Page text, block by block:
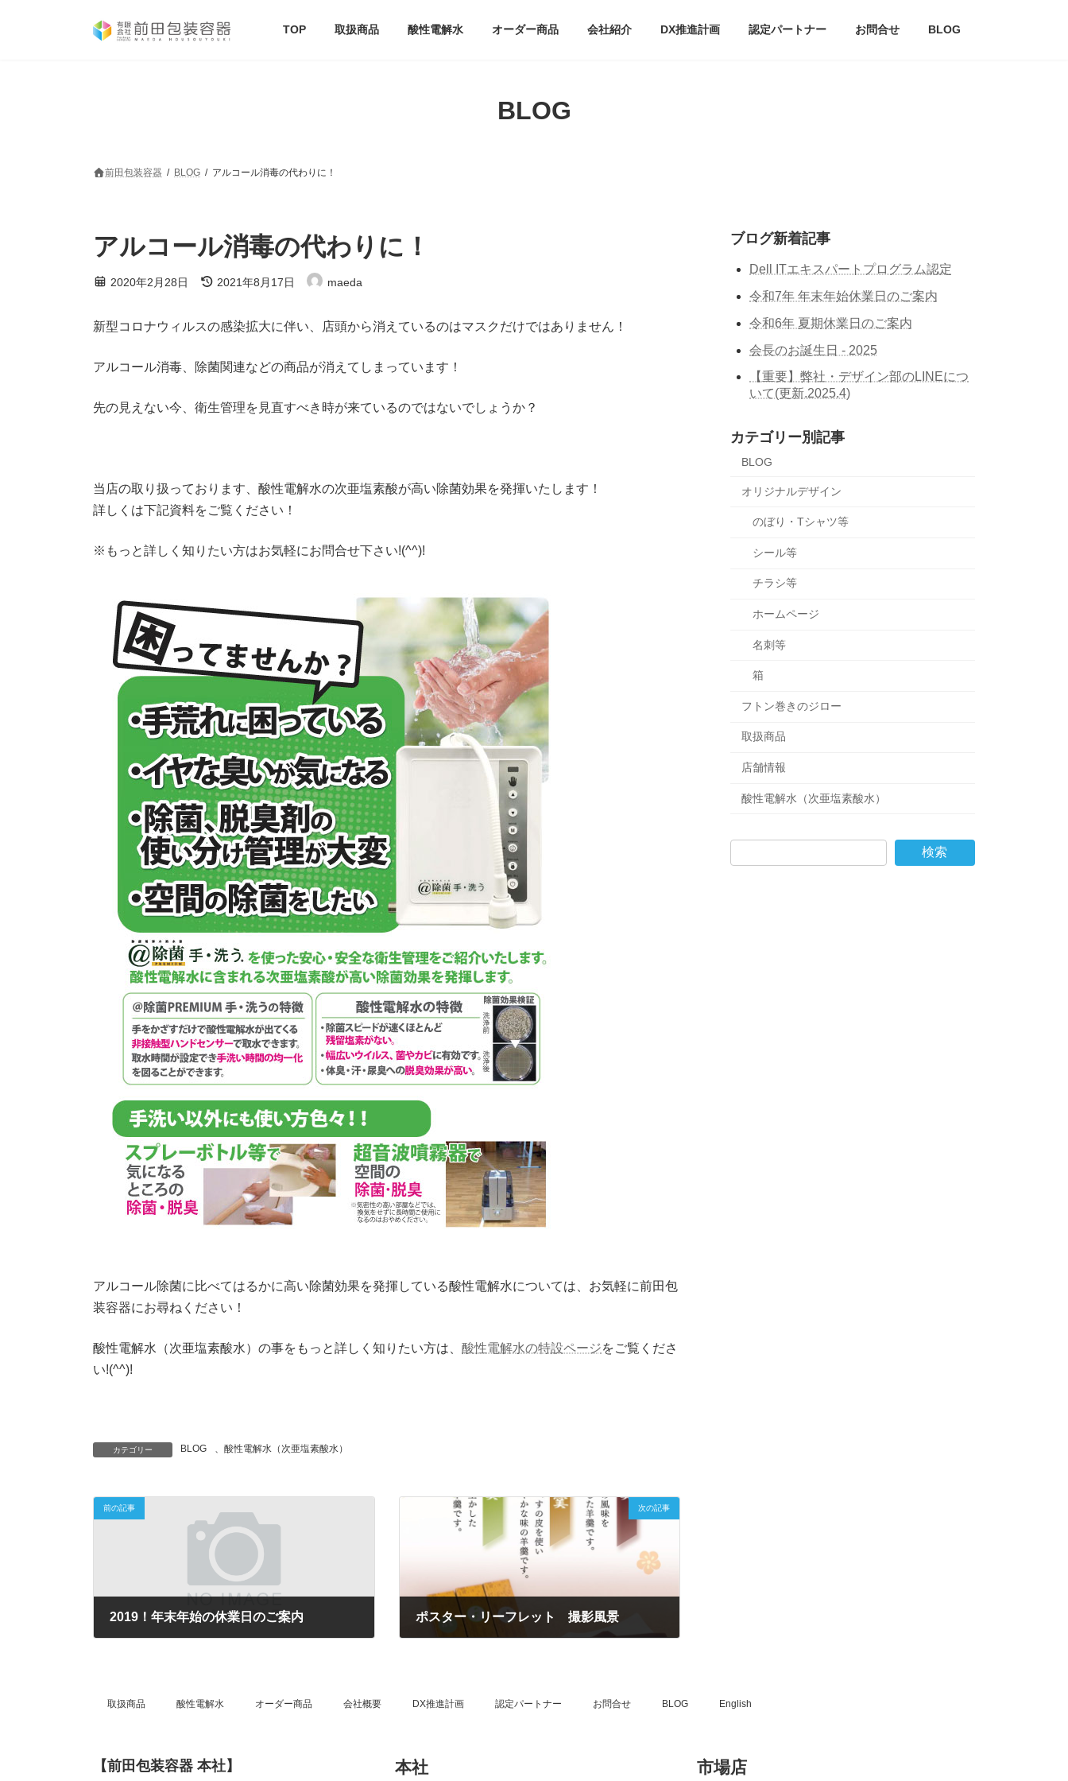
TOP 取扱商品 酸性電解水 オーダー商品 会社紹介 DX推進計画 認定パートナー お問合せ BLOG
BLOG
前田包装容器 BLOG アルコール消毒の代わりに！
アルコール消毒の代わりに！
2020年2月28日
最
終
日
:
2021年8月17日 maeda
新型コロナウィルスの感染拡大に伴い、店頭から消えているのはマスクだけではありません！
アルコール消毒、除菌関連などの商品が消えてしまっています！
先の見えない今、衛生管理を見直すべき時が来ているのではないでしょうか？
当店の取り扱っております、酸性電解水の次亜塩素酸が高い除菌効果を発揮いたします！
詳しくは下記資料をご覧ください！
※もっと詳しく知りたい方はお気軽にお問合せ下さい!(^^)!
アルコール除菌に比べてはるかに高い除菌効果を発揮している酸性電解水については、お気軽に前田包
装容器にお尋ねください！
酸性電解水（次亜塩素酸水）の事をもっと詳しく知りたい方は、 酸性電解水の特設ページをご覧くださ
い!(^^)!
カテゴリー BLOG 酸性電解水（次亜塩素酸水）
前の記事
2019！年末年始の休業日のご案内
次の記事
ポスター・リーフレット 撮影風景
ブログ新着記事
Dell ITエキスパートプログラム認定
令和7年 年末年始休業日のご案内
令和6年 夏期休業日のご案内
会長のお誕生日 - 2025
【重要】弊社・デザイン部のLINEにつ
いて(更新.2025.4)
カテゴリー別記事
BLOG
オリジナルデザイン
のぼり・Tシャツ等
シール等
チラシ等
ホームページ
名刺等
箱
フトン巻きのジロー
取扱商品
店舗情報
酸性電解水（次亜塩素酸水）
検索
取扱商品 酸性電解水 オーダー商品 会社概要 DX推進計画 認定パートナー お問合せ BLOG English
【前田包装容器 本社】 本社 市場店